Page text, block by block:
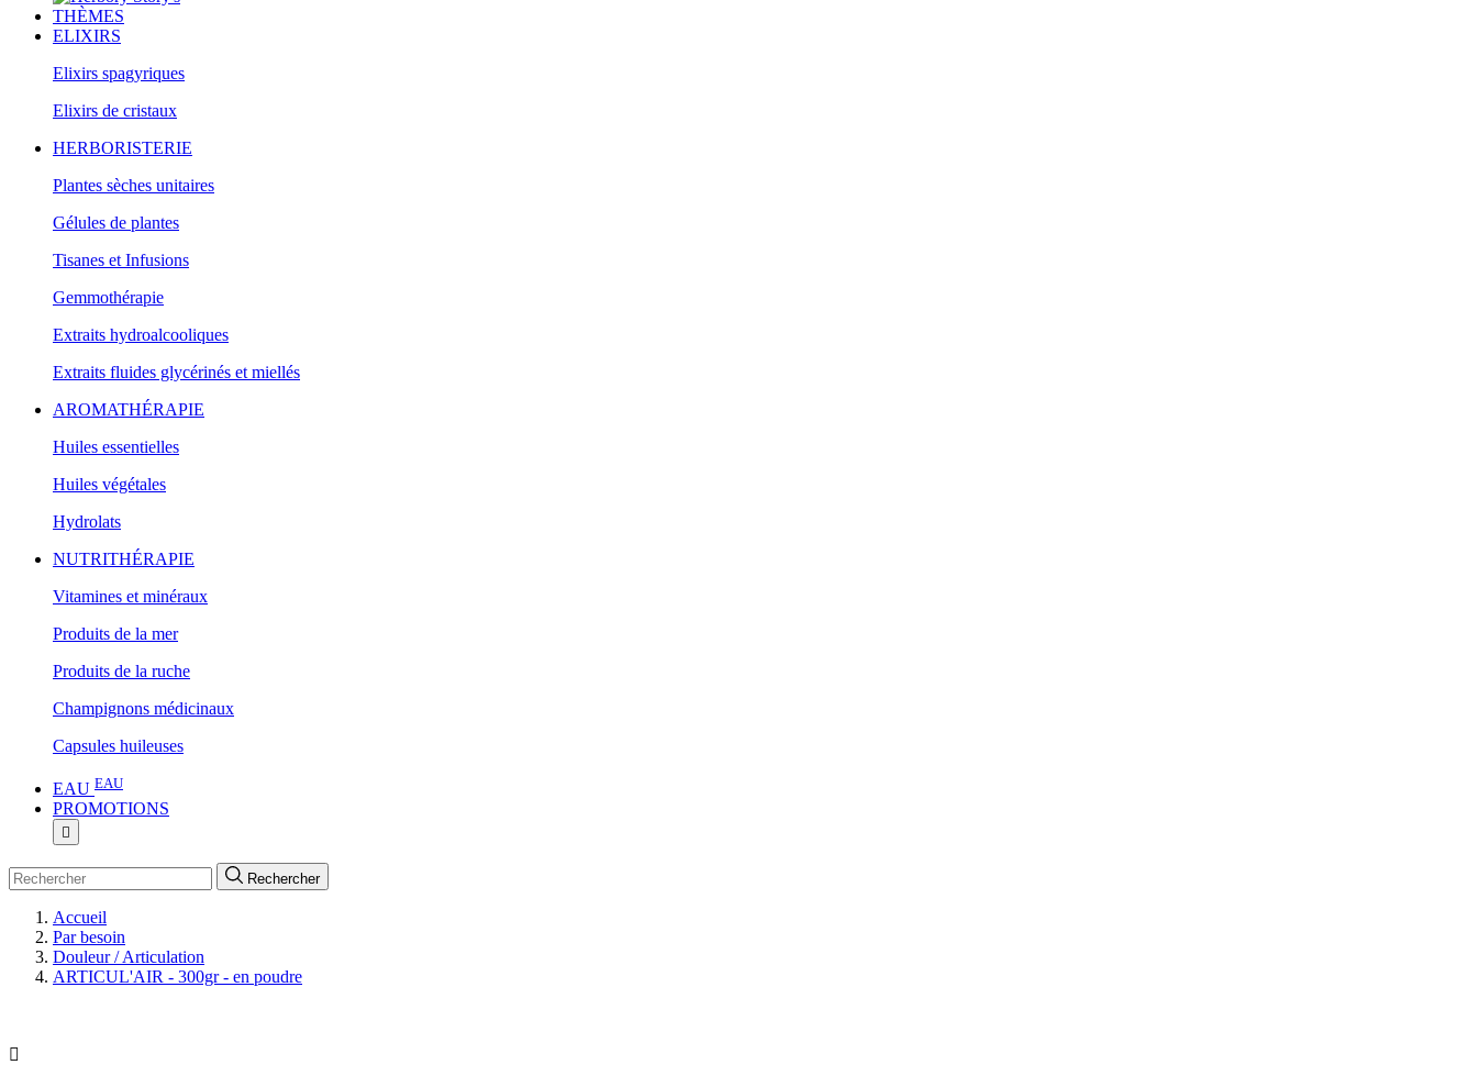
THÈMES
ELIXIRS
Elixirs spagyriques
Elixirs de cristaux
HERBORISTERIE
Plantes sèches unitaires
Gélules de plantes
Tisanes et Infusions
Gemmothérapie
Extraits hydroalcooliques
Extraits fluides glycérinés et miellés
AROMATHÉRAPIE
Huiles essentielles
Huiles végétales
Hydrolats
NUTRITHÉRAPIE
Vitamines et minéraux
Produits de la mer
Produits de la ruche
Champignons médicinaux
Capsules huileuses
EAU EAU
PROMOTIONS

Rechercher
Accueil
Par besoin
Douleur / Articulation
ARTICUL'AIR - 300gr - en poudre
